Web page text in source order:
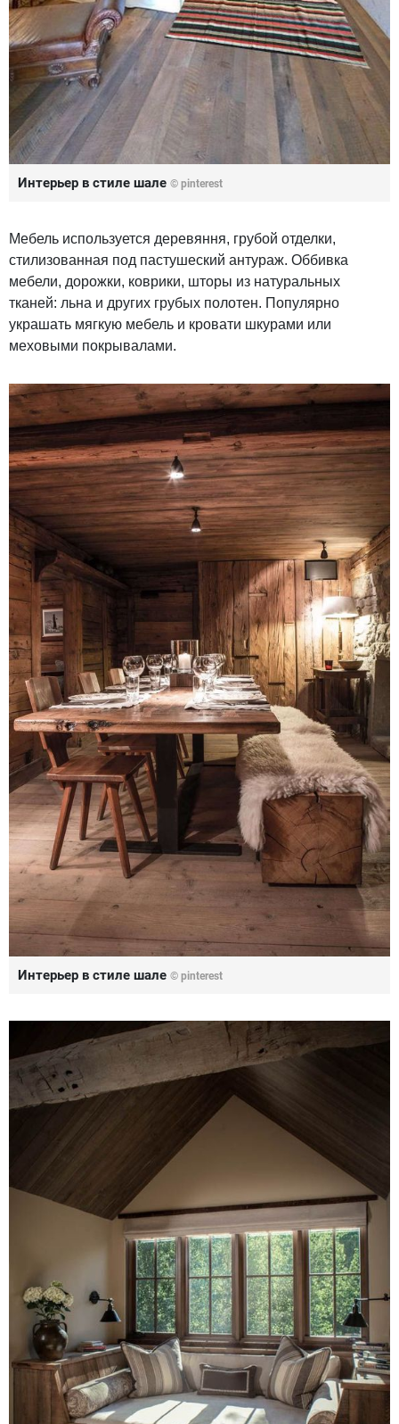
Интерьер в стиле шале © pinterest
Мебель используется деревяння, грубой отделки,
стилизованная под пастушеский антураж. Оббивка
мебели, дорожки, коврики, шторы из натуральных
тканей: льна и других грубых полотен. Популярно
украшать мягкую мебель и кровати шкурами или
меховыми покрывалами.
Интерьер в стиле шале © pinterest